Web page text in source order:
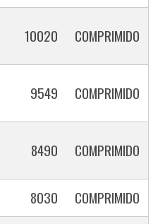
10020 COMPRIMIDO
9549 COMPRIMIDO
8490 COMPRIMIDO
8030
COMPRIMIDO